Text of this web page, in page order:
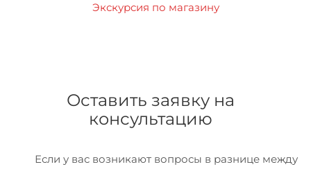
Экскурсия по магазину
Оставить заявку на
консультацию
Если у вас возникают вопросы в разнице между